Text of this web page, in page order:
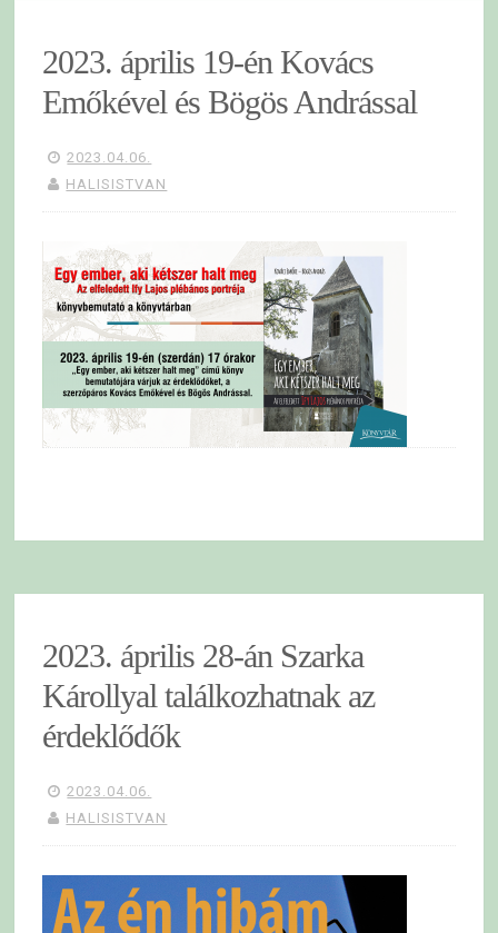
2023. április 19-én Kovács
Emőkével és Bögös Andrással
2023.04.06.
HALISISTVAN
2023. április 28-án Szarka
Károllyal találkozhatnak az
érdeklődők
2023.04.06.
HALISISTVAN